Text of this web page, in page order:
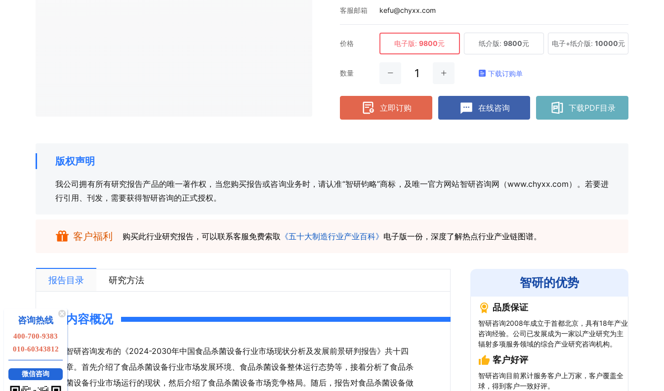
客服邮箱
kefu@chyxx.com
价格 电子版: 9800元 纸介版: 9800元 电子+纸介版: 10000元
数量 下载订购单
立即订购 在线咨询 下载PDF目录
版权声明
我公司拥有所有研究报告产品的唯一著作权，当您购买报告或咨询业务时，请认准“智研钧略”商标，及唯一官方网站智研咨询网（www.chyxx.com）。若要进
行引用、刊发，需要获得智研咨询的正式授权。
客户福利 购买此行业研究报告，可以联系客服免费索取 《五十大制造行业产业百科》 电子版一份，深度了解热点行业产业链图谱。
报告目录 研究方法
内容概况
智研咨询发布的《2024-2030年中国食品杀菌设备行业市场现状分析及发展前景研判报告》共十四
章。首先介绍了食品杀菌设备行业市场发展环境、食品杀菌设备整体运行态势等，接着分析了食品杀
菌设备行业市场运行的现状，然后介绍了食品杀菌设备市场竞争格局。随后，报告对食品杀菌设备做
智研的优势
品质保证
智研咨询2008年成立于首都北京，具有18年产业
咨询经验。公司已发展成为一家以产业研究为主
辐射多项服务领域的综合产业研究咨询机构。
客户好评
智研咨询目前累计服务客户上万家，客户覆盖全
球，得到客户一致好评。
咨询热线
400-700-9383
010-60343812
微信咨询